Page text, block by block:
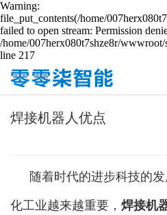
Warning:
file_put_contents(/home/
failed to open stream: Permission
/home/007herx080t7shze8r/wwwroot/
line 217
焊接机器人优点
随着时代的进步科技的发
化工业越来越重要， 焊接机